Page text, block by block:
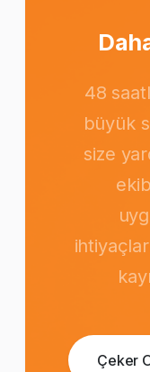
48
büyük
size
Çeker